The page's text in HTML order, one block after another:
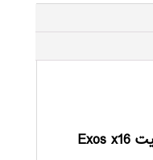
خرید هارد ذخیره ساز سیگیت Exos x16